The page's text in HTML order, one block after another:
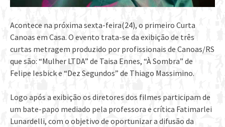
Acontece na próxima sexta-feira(24), o primeiro Curta
Canoas em Casa. O evento trata-se da exibição de três
curtas metragem produzido por profissionais de Canoas/RS
que são: “Mulher LTDA” de Taisa Ennes, “À Sombra” de
Felipe Iesbick e “Dez Segundos” de Thiago Massimino.
Logo após a exibição os diretores dos filmes participam de
um bate-papo mediado pela professora e crítica Fatimarlei
Lunardelli, com o objetivo de oportunizar a difusão da